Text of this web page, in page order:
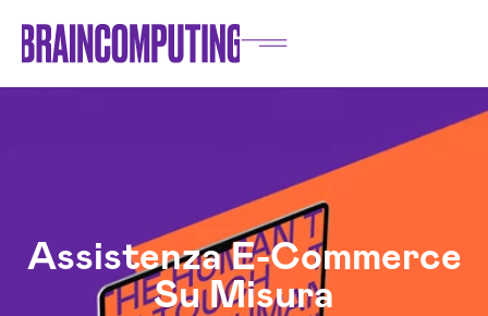
Assistenza E-Commerce
Su Misura